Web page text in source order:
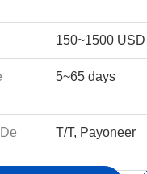
150~1500 USD
5~65 days
T/T, Payoneer